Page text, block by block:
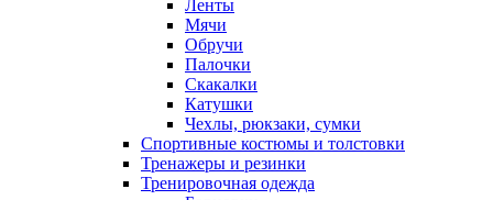
Ленты
Мячи
Обручи
Палочки
Скакалки
Катушки
Чехлы, рюкзаки, сумки
Спортивные костюмы и толстовки
Тренажеры и резинки
Тренировочная одежда